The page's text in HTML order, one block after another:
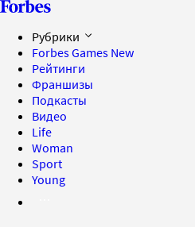
Рубрики
Forbes Games New
Рейтинги
Франшизы
Подкасты
Видео
Life
Woman
Sport
Young